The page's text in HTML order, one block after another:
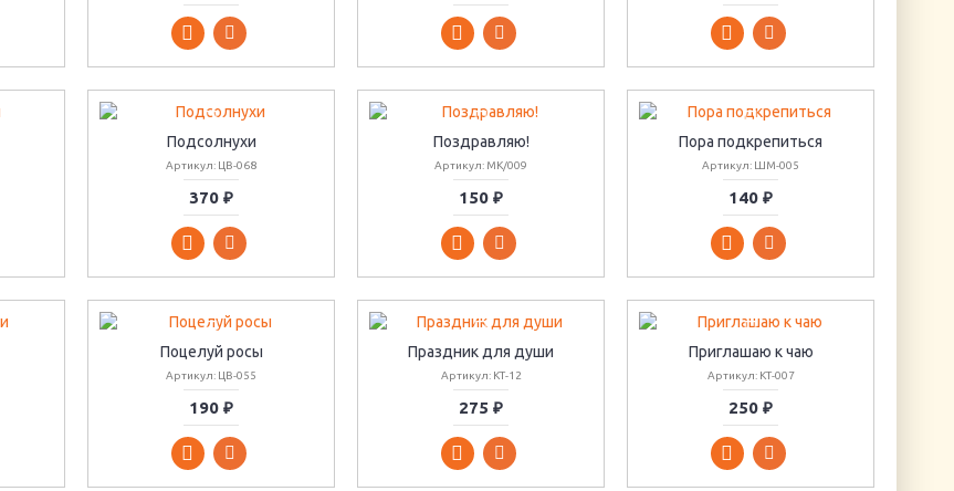
Подсолнухи
Артикул: ЦВ-068
370 ₽
Поздравляю!
Артикул: МК/009
150 ₽
Пора подкрепиться
Артикул: ШМ-005
140 ₽
Поцелуй росы
Артикул: ЦВ-055
190 ₽
Праздник для души
Артикул: КТ-12
275 ₽
Приглашаю к чаю
Артикул: КТ-007
250 ₽